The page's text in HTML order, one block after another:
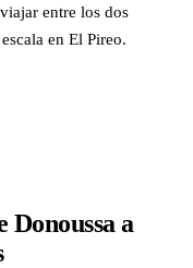
entre los dos
en El Pireo.
a